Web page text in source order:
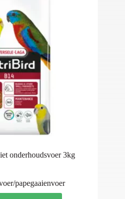
onderhoudsvoer 3kg
papegaaienvoer